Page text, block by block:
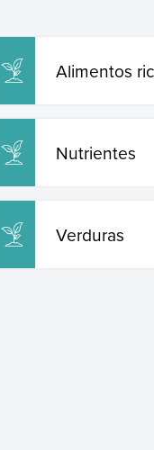
Alimentos
Nutrientes
Verduras